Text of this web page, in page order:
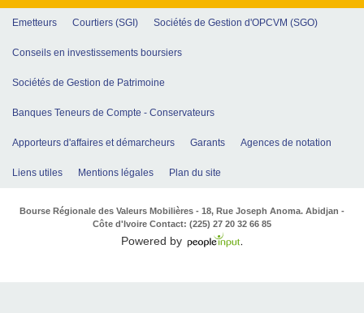
Emetteurs Courtiers (SGI) Sociétés de Gestion d'OPCVM (SGO)
Conseils en investissements boursiers
Sociétés de Gestion de Patrimoine
Banques Teneurs de Compte - Conservateurs
Apporteurs d'affaires et démarcheurs Garants Agences de notation
Liens utiles Mentions légales Plan du site
Bourse Régionale des Valeurs Mobilières - 18, Rue Joseph Anoma. Abidjan -
Côte d'Ivoire Contact: (225) 27 20 32 66 85
Powered by